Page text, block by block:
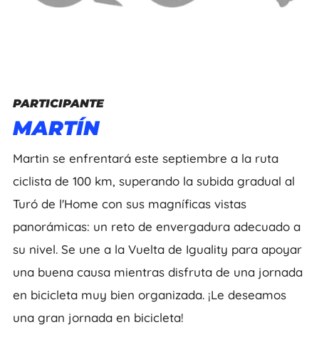
PARTICIPANTE
MARTÍN
Martin se enfrentará este septiembre a la ruta
ciclista de 100 km, superando la subida gradual al
Turó de l'Home con sus magníficas vistas
panorámicas: un reto de envergadura adecuado a
su nivel. Se une a la Vuelta de Iguality para apoyar
una buena causa mientras disfruta de una jornada
en bicicleta muy bien organizada. ¡Le deseamos
una gran jornada en bicicleta!